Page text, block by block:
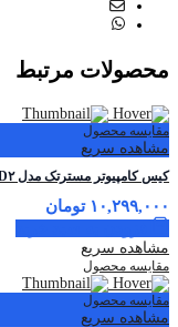
محصولات مرتبط
مقایسه محصول
مشاهده سریع
کیس کامپیوتر مسترتک مدل S۷۰۰ D۲
۱۰,۲۹۹,۰۰۰ تومان
مشاهده سریع
مقایسه محصول
مقایسه محصول
مشاهده سریع